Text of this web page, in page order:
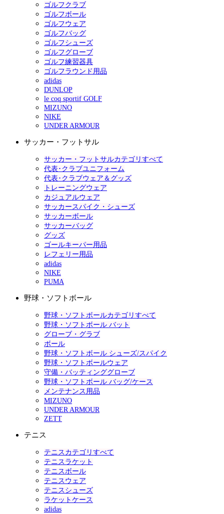
ゴルフクラブ
ゴルフボール
ゴルフウェア
ゴルフバッグ
ゴルフシューズ
ゴルフグローブ
ゴルフ練習器具
ゴルフラウンド用品
adidas
DUNLOP
le coq sportif GOLF
MIZUNO
NIKE
UNDER ARMOUR
サッカー・フットサル
サッカー・フットサルカテゴリすべて
代表･クラブユニフォーム
代表･クラブウェア＆グッズ
トレーニングウェア
カジュアルウェア
サッカースパイク・シューズ
サッカーボール
サッカーバッグ
グッズ
ゴールキーパー用品
レフェリー用品
adidas
NIKE
PUMA
野球・ソフトボール
野球・ソフトボールカテゴリすべて
野球・ソフトボール バット
グローブ・グラブ
ボール
野球・ソフトボール シューズ/スパイク
野球・ソフトボールウェア
守備・バッティンググローブ
野球・ソフトボール バッグ/ケース
メンテナンス用品
MIZUNO
UNDER ARMOUR
ZETT
テニス
テニスカテゴリすべて
テニスラケット
テニスボール
テニスウェア
テニスシューズ
ラケットケース
adidas